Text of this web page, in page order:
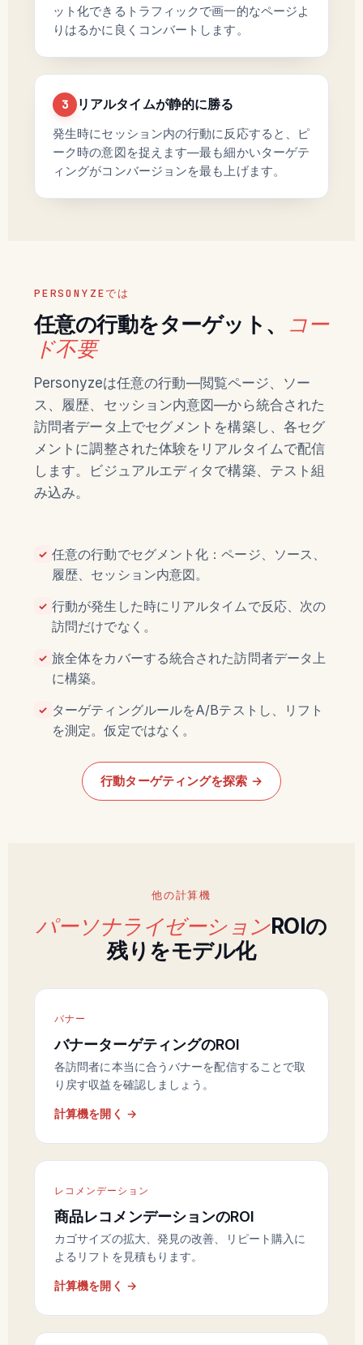
ット化できるトラフィックで画一的なページよ
りはるかに良くコンバートします。
3 リアルタイムが静的に勝る
発生時にセッション内の行動に反応すると、ピ
ーク時の意図を捉えます—最も細かいターゲテ
ィングがコンバージョンを最も上げます。
PERSONYZEでは
任意の行動をターゲット、
コー
ド不要
Personyzeは任意の行動—閲覧ページ、ソー
ス、履歴、セッション内意図—から統合された
訪問者データ上でセグメントを構築し、各セグ
メントに調整された体験をリアルタイムで配信
します。ビジュアルエディタで構築、テスト組
み込み。
✓ 任意の行動でセグメント化：ページ、ソース、
履歴、セッション内意図。
✓ 行動が発生した時にリアルタイムで反応、次の
訪問だけでなく。
✓ 旅全体をカバーする統合された訪問者データ上
に構築。
✓ ターゲティングルールをA/Bテストし、リフト
を測定。仮定ではなく。
行動ターゲティングを探索 →
他の計算機
パーソナライゼーションROIの
残りをモデル化
バナー
バナーターゲティングのROI
各訪問者に本当に合うバナーを配信することで取
り戻す収益を確認しましょう。
計算機を開く →
レコメンデーション
商品レコメンデーションのROI
カゴサイズの拡大、発見の改善、リピート購入に
よるリフトを見積もります。
計算機を開く →